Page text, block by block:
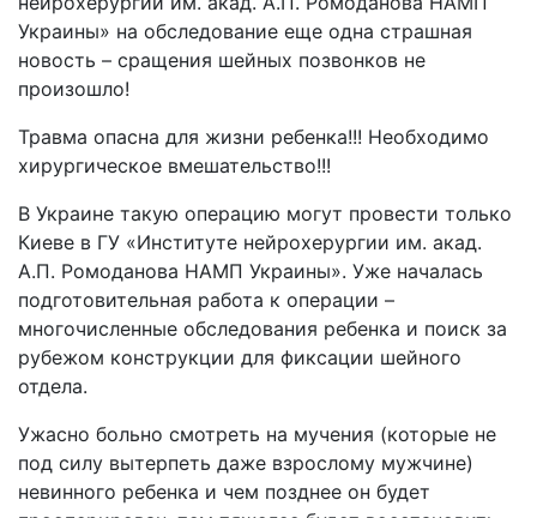
Украины» на обследование еще одна страшная
новость – сращения шейных позвонков не
произошло!
Травма опасна для жизни ребенка!!! Необходимо
хирургическое вмешательство!!!
В Украине такую операцию могут провести только
Киеве в ГУ «Институте нейрохерургии им. акад.
А.П. Ромоданова НАМП Украины». Уже началась
подготовительная работа к операции –
многочисленные обследования ребенка и поиск за
рубежом конструкции для фиксации шейного
отдела.
Ужасно больно смотреть на мучения (которые не
под силу вытерпеть даже взрослому мужчине)
невинного ребенка и чем позднее он будет